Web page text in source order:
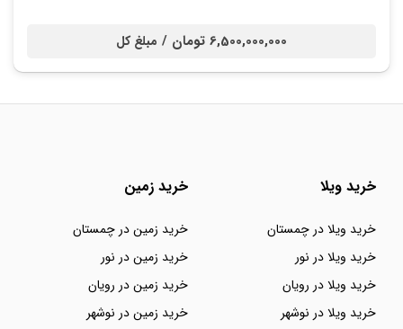
6,500,000,000 تومان / مبلغ کل
خرید ویلا
خرید ویلا در چمستان
خرید ویلا در نور
خرید ویلا در رویان
خرید ویلا در نوشهر
خرید زمین
خرید زمین در چمستان
خرید زمین در نور
خرید زمین در رویان
خرید زمین در نوشهر